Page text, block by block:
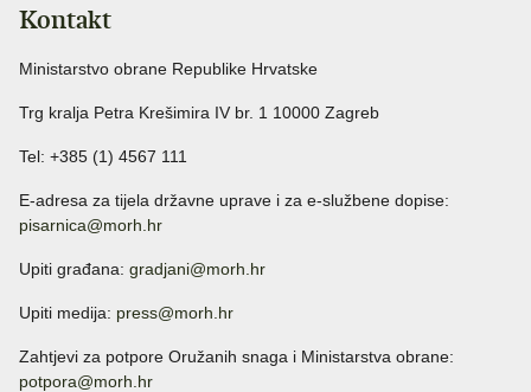
Kontakt
Ministarstvo obrane Republike Hrvatske
Trg kralja Petra Krešimira IV br. 1 10000 Zagreb
Tel: +385 (1) 4567 111
E-adresa za tijela državne uprave i za e-službene dopise:
pisarnica@morh.hr
Upiti građana: gradjani@morh.hr
Upiti medija: press@morh.hr
Zahtjevi za potpore Oružanih snaga i Ministarstva obrane:
potpora@morh.hr